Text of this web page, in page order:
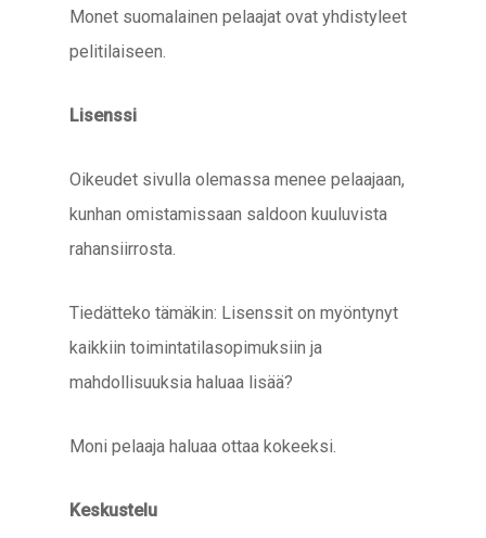
Monet suomalainen pelaajat ovat yhdistyleet
pelitilaiseen.
Lisenssi
Oikeudet sivulla olemassa menee pelaajaan,
kunhan omistamissaan saldoon kuuluvista
rahansiirrosta.
Tiedätteko tämäkin: Lisenssit on myöntynyt
kaikkiin toimintatilasopimuksiin ja
mahdollisuuksia haluaa lisää?
Moni pelaaja haluaa ottaa kokeeksi.
Keskustelu